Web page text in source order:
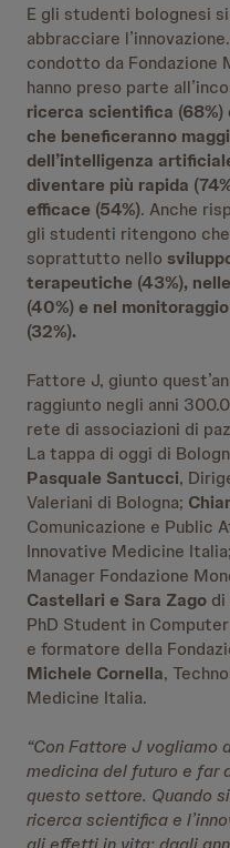
E gli studenti bolognesi
abbracciare
condotto da Fondazione
hanno preso parte
ricerca scientifica (68%)
che beneficeranno
dell’intelligenza
diventare più rapida
efficace (54%). Anche
gli studenti ritengono
soprattutto nello
terapeutiche (43%),
(40%) e nel
(32%).
Fattore J, giunto
raggiunto negli anni
rete di associazioni di
La tappa di oggi di
Pasquale Santucci,
Valeriani di Bologna;
Comunicazione e Public
Innovative Medicine Italia;
Manager Fondazione
Castellari e Sara Zago di
PhD Student in
e formatore della
Michele Cornella,
Medicine Italia.
“Con Fattore J vogliamo
medicina del futuro e far
questo settore. Quando
ricerca scientifica e